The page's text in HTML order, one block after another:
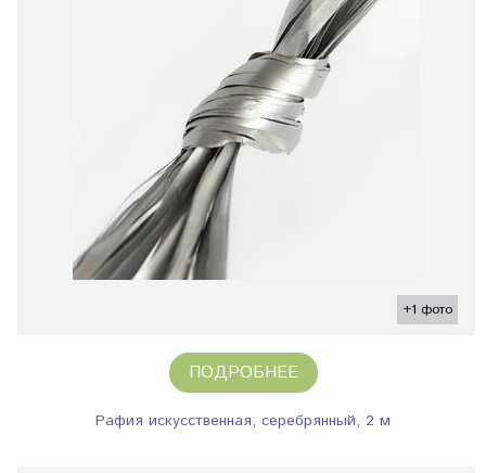
+1 фото
ПОДРОБНЕЕ
Рафия искусственная, серебрянный, 2 м